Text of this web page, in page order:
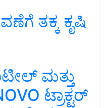
ತಕ್ಕ ಕೃಷಿ
ಮತ್ತು
ಟ್ರಾಕ್ಟರ್